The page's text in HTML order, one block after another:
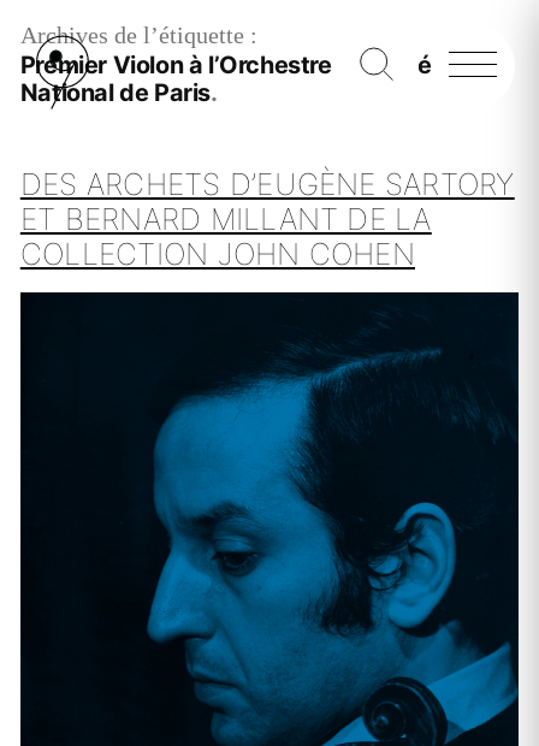
Archives de l’étiquette :
Premier Violon à l’Orchestre de l’Opéra
National de Paris
DES ARCHETS D’EUGÈNE SARTORY
ET BERNARD MILLANT DE LA
COLLECTION JOHN COHEN